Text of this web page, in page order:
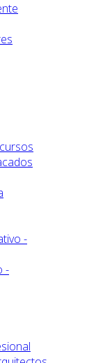
-
-